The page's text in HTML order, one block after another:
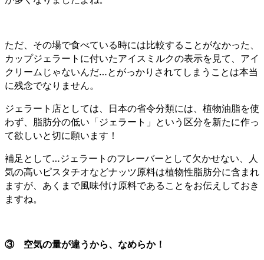
ただ、その場で食べている時には比較することがなかった、
カップジェラートに付いたアイスミルクの表示を見て、アイ
クリームじゃないんだ…とがっかりされてしまうことは本当
に残念でなりません。
ジェラート店としては、日本の省令分類には、植物油脂を使
わず、脂肪分の低い「ジェラート」という区分を新たに作っ
て欲しいと切に願います！
補足として…ジェラートのフレーバーとして欠かせない、人
気の高いピスタチオなどナッツ原料は植物性脂肪分に含まれ
ますが、あくまで風味付け原料であることをお伝えしておき
ますね。
③ 空気の量が違うから、なめらか！